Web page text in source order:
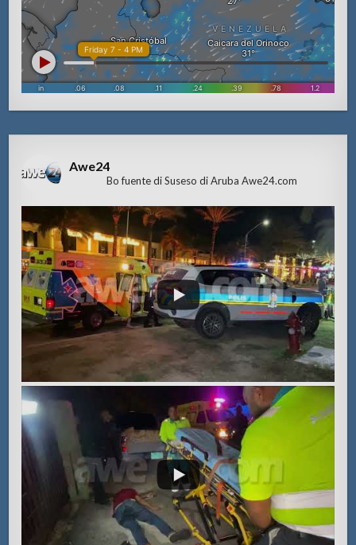
Awe24
Bo fuente di Suseso di Aruba Awe24.com